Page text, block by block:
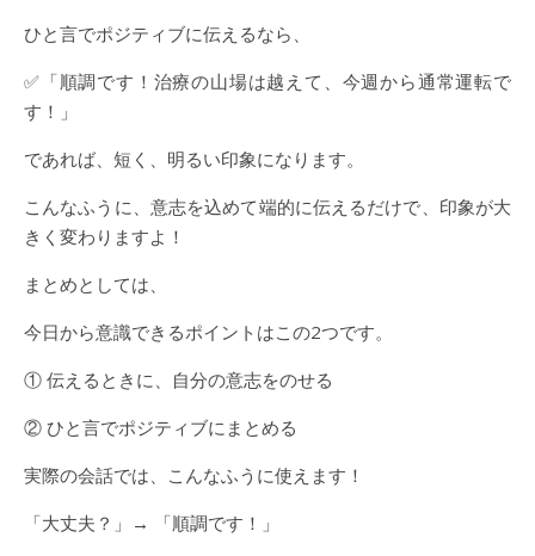
ひと言でポジティブに伝えるなら、
✅「順調です！治療の山場は越えて、今週から通常運転で
す！」
であれば、短く、明るい印象になります。
こんなふうに、意志を込めて端的に伝えるだけで、印象が大
きく変わりますよ！
まとめとしては、
今日から意識できるポイントはこの2つです。
① 伝えるときに、自分の意志をのせる
② ひと言でポジティブにまとめる
実際の会話では、こんなふうに使えます！
「大丈夫？」→ 「順調です！」